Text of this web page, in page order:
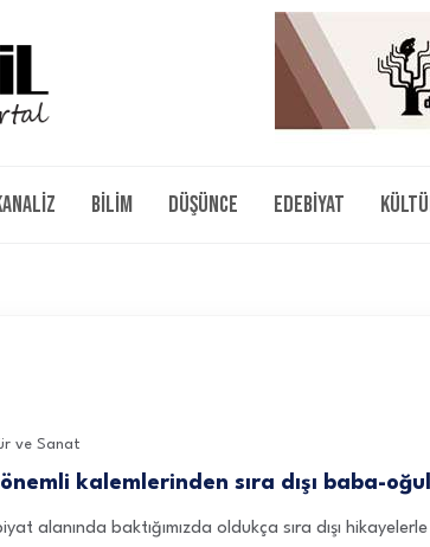
Bilim Düşünce Edebiyat
ve Sanat
kalemlerinden sıra dışı baba-
alanında baktığımızda oldukça sıra dışı